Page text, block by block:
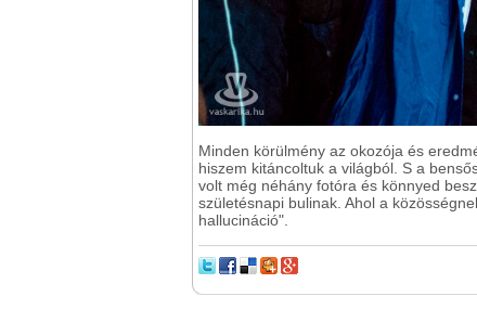
Minden körülmény az okozója és
hiszem kitáncoltuk a világból. S a
volt még néhány fotóra és könnyed
születésnapi bulinak. Ahol a
hallucináció".